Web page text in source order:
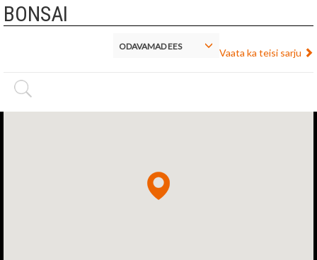
BONSAI
Vaata ka teisi sarju
ODAVAMAD EES